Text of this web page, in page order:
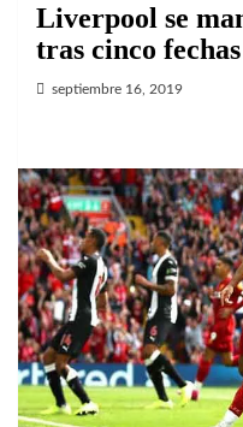
Liverpool se
tras cinco
septiembre 16, 2019